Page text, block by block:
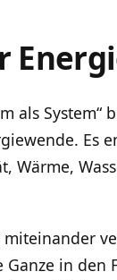
als
Es
Wärme,
in den